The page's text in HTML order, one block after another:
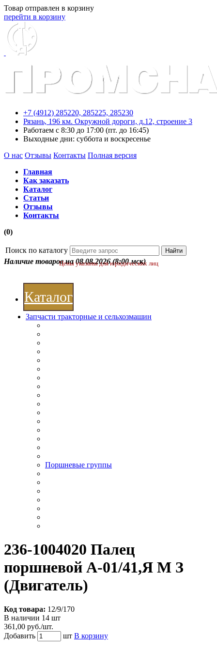
Товар отправлен в корзину
перейти в корзину
+7 (4912) 285220, 285225, 285230
Рязань, 196 км. Окружной дороги, д.12, строение 3
Работаем с 8:30 до 17:00 (пт. до 16:45)
Выходные дни: суббота и воскресенье
О нас Отзывы Контакты Полная версия
Главная
Как заказать
Каталог
Статьи
Отзывы
Контакты
(0)
Поиск по каталогу
Наличие товаров на 08.08.2026 (8:00 мск)
Цены указаны для юридических лиц
Каталог
Запчасти тракторные и сельхозмашин
Поршневые группы
236-1004020 Палец
поршневой А-01/41,Я М З
(Двигатель)
Код товара: 12/9/170
В наличии 14 шт
361,00 руб./шт.
Добавить
шт В корзину